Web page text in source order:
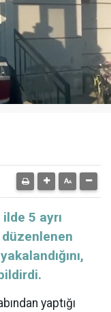
5 ayrı
yaptığı